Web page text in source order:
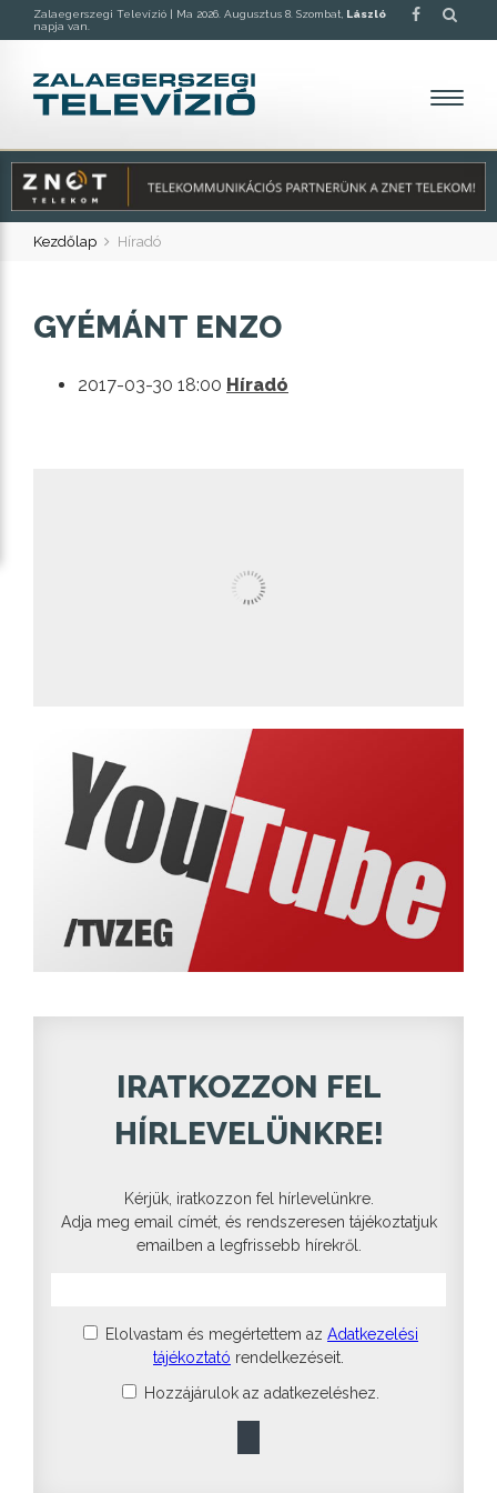
Zalaegerszegi Televízió | Ma 2026. Augusztus 8. Szombat, László
napja van.
Kezdőlap Híradó
GYÉMÁNT ENZO
2017-03-30 18:00 Híradó
IRATKOZZON FEL
HÍRLEVELÜNKRE!
Kérjük, iratkozzon fel hírlevelünkre.
Adja meg email címét, és rendszeresen tájékoztatjuk
emailben a legfrissebb hírekről.
Elolvastam és megértettem az Adatkezelési
tájékoztató rendelkezéseit.
Hozzájárulok az adatkezeléshez.